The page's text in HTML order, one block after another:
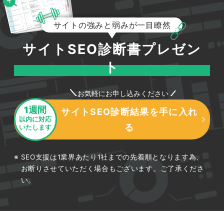
サイトの強みと弱みが一目瞭然
サイトSEO診断書プレゼン
ト
お気軽にお申し込みください
1週間
以内に対応
いたします
サイトSEO診断結果を手に入れ
る
SEO支援は1業界あたり1社までの先着順となります為、
お断りさせていただく場合もございます。ご了承くださ
い。